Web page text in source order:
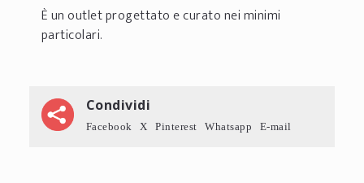
È un outlet progettato e curato nei minimi
particolari.
Condividi
Facebook X Pinterest Whatsapp E-mail